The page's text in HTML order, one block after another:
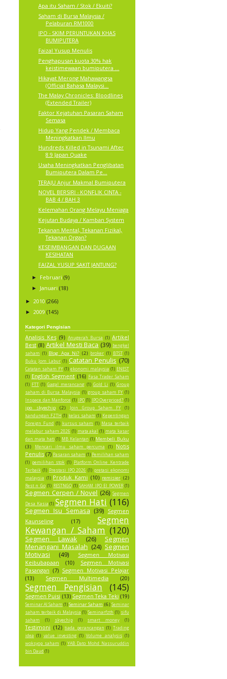
Apa itu Saham / Stok / Ekuiti?
Saham di Bursa Malaysia /
Pelaburan RM1000
IPO - SKIM PERUNTUKAN KHAS
BUMIPUTERA
Faizal Yusup Menulis
Penghapusan kuota 30% hak
keistimewaan bumiputera ...
Hikayat Merong Mahawangsa
(Official Bahasa Malaysi...
The Malay Chronicles: Bloodlines
(Extended Trailer)
Faktor Kejatuhan Pasaran Saham
Semasa
Hidup Yang Pendek / Membaca
Meningkatkan Ilmu
Hundreds Killed in Tsunami After
8.9 Japan Quake
Usaha Meningkatkan Penglibatan
Bumiputera Dalam Pe...
TERAJU Anjur Makmal Bumiputera
NOVEL BERSIRI - KONFLIK CINTA -
BAB 4 / BAH 3
Kelemahan Orang Melayu Meniaga
Kejutan Budaya / Kamban System
Tekanan Mental, Tekanan Fizikal,
Tekanan Organ?
KESEIMBANGAN DAN DUGAAN
KESIHATAN
FAIZAL YUSUP SAKIT JANTUNG?
► Februari (9)
► Januari (18)
► 2010 (266)
► 2009 (145)
Kategori Pengisian
Analisis Kes (9) Anugerah Bursa (1) Artikel
Best (8) Artikel Mesti Baca (39) bengkel
saham (1) Blog Apa Ni? (2) broker (1) BTST (1)
Buku Jom Labur (1) Catatan Penulis (70)
Catatan saham FY (1) ekonomi malaysia (1) ENEST
(1) English Segment (16) Fasa Trader Saham
(1) FTT (1) Gagal merancang (1) Gold Li (1) Group
saham di Bursa Malaysia (1) group saham FY (1)
Inspace dan Manforce (1) IPO (1) IPO Overpriced? (1)
ipo skyechip (2) Join Group Saham FY
(1)
kandungan FZTH (1) kelas saham (1) Kepentingan
Foreign Fund (1) kursus saham (1) Masa terbaik
melabur saham 2026 (1) mata akal (1) mata kasar
dan mata hati (1) MB Kelantan (1) Membeli Buku
(3)
Mencari ilmu saham percuma (1)
Notis
Penulis (7) Pasaran saham (1) Pemilihan saham
(1) pemilihan stok (1) Platform Online Kentrade
Terbaik (1) Prestasi IPO 2026 (1) pretasi ekonomi
malaysia (1) Produk Kami (10) remisier (2)
Rest n Go (1) RESTNGO (1) SAHAM IPO EI POWER (1)
Segmen Cerpen / Novel (26) Segmen
Desa Kasia (1) Segmen Hati (116)
Segmen Isu Semasa (39) Segmen
Kaunseling
(17)
Segmen
Kewangan / Saham (120)
Segmen Lawak (26)
Segmen
Menangani Masalah (24) Segmen
Motivasi
(49)
Segmen Motivasi
Keibubapaan
(10)
Segmen Motivasi
Pasangan (7) Segmen Motivasi Pelajar
(13)
Segmen Multimedia (20)
Segmen Pengisian (145)
Segmen Puisi (13) Segmen Teka Teki (19)
Seminar AI Saham (1)Seminar Saham (6) Seminar
saham terbaik di Malaysia (1) Seminarfzth (1) sifu
saham
(1) skyechip (1) smart money (1)
Testimoni (12) tiada perancangan (1) Trading
idea (1) value investing (1) Volume analysis (1)
woksyop saham (1) YAB Dato Mohd Nassuruddin
bin Daud (1)